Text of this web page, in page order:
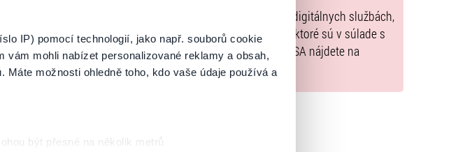
IP) pomocí technologií, jako např. souborů cookie
mohli nabízet personalizované reklamy a obsah,
možnosti ohledně toho, kdo vaše údaje používá a
být přesné na několik metrů
zmysle čl. 30 ods. 1 písm. e) nariadenia EÚ 2022/2065 (Akt o digitálnych službách,
na portáliwww.ticketportal.sk, iba výrobky alebo služby, ktoré sú v súlade s
Európskej únie. Príslušné informácie a kontakty podľa DSA nájdete na